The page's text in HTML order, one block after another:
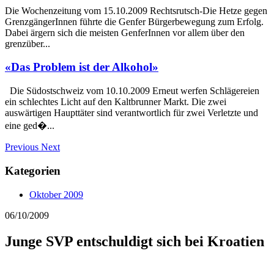
Die Wochenzeitung vom 15.10.2009 Rechtsrutsch-Die Hetze gegen
GrenzgängerInnen führte die Genfer Bürgerbewegung zum Erfolg.
Dabei ärgern sich die meisten GenferInnen vor allem über den
grenzüber...
«Das Problem ist der Alkohol»
Die Südostschweiz vom 10.10.2009 Erneut werfen Schlägereien
ein schlechtes Licht auf den Kaltbrunner Markt. Die zwei
auswärtigen Haupttäter sind verantwortlich für zwei Verletzte und
eine ged�...
Previous Next
Kategorien
Oktober 2009
06/10/2009
Junge SVP entschuldigt sich bei Kroatien